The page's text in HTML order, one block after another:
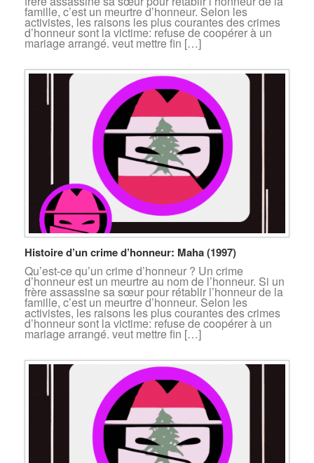
famille, c’est un meurtre d’honneur. Selon les
activistes, les raisons les plus courantes des crimes
d’honneur sont la victime: refuse de coopérer à un
mariage arrangé. veut mettre fin […]
Histoire d’un crime d’honneur: Maha (1997)
Qu’est-ce qu’un crime d’honneur ? Un crime
d’honneur est un meurtre au nom de l’honneur. Si un
frère assassine sa sœur pour rétablir l’honneur de la
famille, c’est un meurtre d’honneur. Selon les
activistes, les raisons les plus courantes des crimes
d’honneur sont la victime: refuse de coopérer à un
mariage arrangé. veut mettre fin […]